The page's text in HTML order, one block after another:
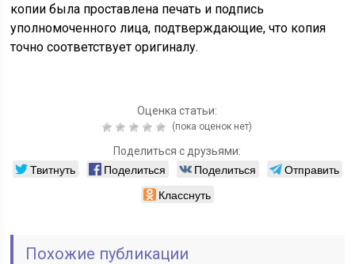
копии была проставлена печать и подпись
уполномоченного лица, подтверждающие, что копия
точно соответствует оригиналу.
Оценка статьи:
(пока оценок нет)
Поделиться с друзьями:
Твитнуть Поделиться Поделиться
Отправить
Класснуть
Похожие публикации